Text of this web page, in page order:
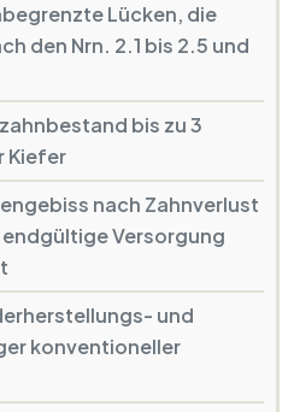
Lücken, die
den Nrn. 2.1 bis 2.5 und
bis zu 3
Kiefer
nach Zahnverlust
endgültige Versorgung
und
konventioneller